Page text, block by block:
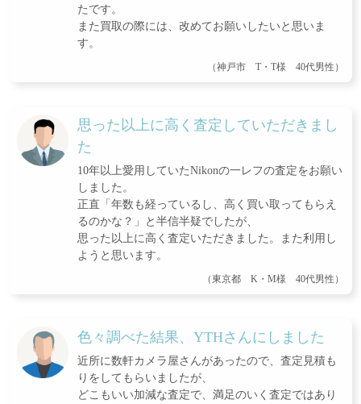
たです。
また買取の際には、改めてお願いしたいと思いま
す。
（神戸市 T・T様 40代男性）
思った以上に高く査定していただきまし
た
10年以上愛用していたNikonの一レフの査定をお願い
しました。
正直「年数も経っているし、高く買い取ってもらえ
るのかな？」と半信半疑でしたが、
思った以上に高く査定いただきました。また利用し
ようと思います。
（東京都 K・M様 40代男性）
色々調べた結果、YTHさんにしました
近所に数軒カメラ屋さんがあったので、査定見積も
りをしてもらいましたが、
どこもいい加減な査定で、満足のいく査定ではあり